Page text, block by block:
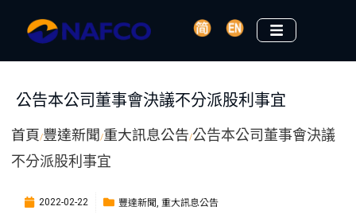
公告本公司董事會決議不分派股利事宜
首頁/豐達新聞/重大訊息公告/公告本公司董事會決議
不分派股利事宜
2022-02-22 豐達新聞,重大訊息公告